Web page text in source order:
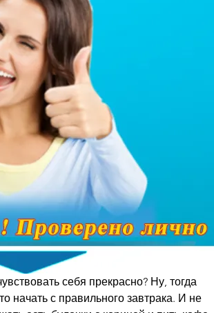
себя прекрасно? Ну, тогда
начать с правильного завтрака. И не